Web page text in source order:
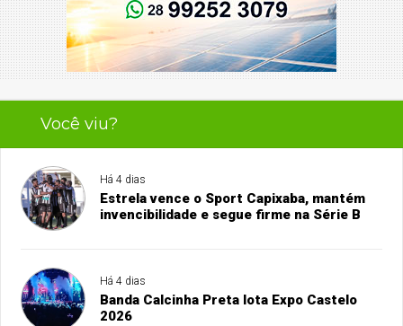
Você viu?
Há 4 dias
Estrela vence o Sport Capixaba, mantém
invencibilidade e segue firme na Série B
Há 4 dias
Banda Calcinha Preta lota Expo Castelo
2026